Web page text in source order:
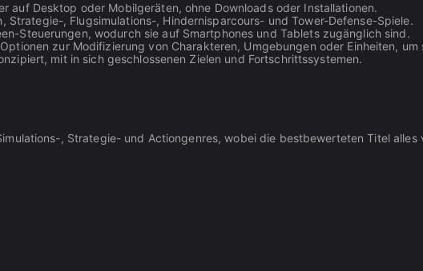
auf Desktop oder Mobilgeräten, ohne Downloads oder Installationen.
Strategie-, Flugsimulations-, Hindernisparcours- und Tower-Defense-Spiele.
Steuerungen, wodurch sie auf Smartphones und Tablets zugänglich sind.
zur Modifizierung von Charakteren, Umgebungen oder Einheiten,
mit in sich geschlossenen Zielen und Fortschrittssystemen.
, Strategie- und Actiongenres, wobei die bestbewerteten Titel alles